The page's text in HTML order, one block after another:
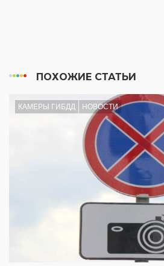
ПОХОЖИЕ СТАТЬИ
КАМЕРЫ ГИБДД НОВОСТИ